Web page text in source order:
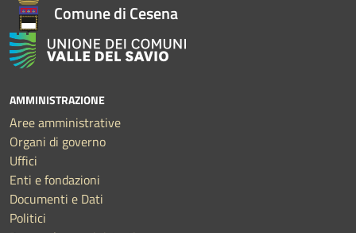
Comune di Cesena
AMMINISTRAZIONE
Aree amministrative
Organi di governo
Uffici
Enti e fondazioni
Documenti e Dati
Politici